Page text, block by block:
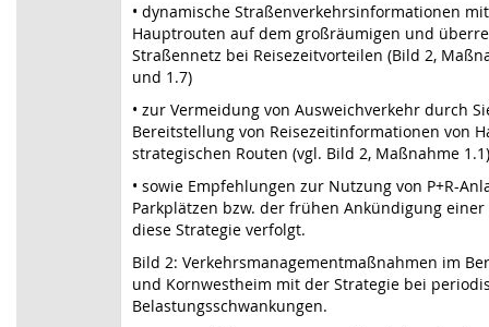
• dynamische Straßenverkehrsinformationen
Hauptrouten auf dem großräumigen und
Straßennetz bei Reisezeitvorteilen (Bild 2,
und 1.7)
• zur Vermeidung von Ausweichverkehr durch
Bereitstellung von Reisezeitinformationen von
strategischen Routen (vgl. Bild 2, Maßnahme 1.1)
• sowie Empfehlungen zur Nutzung von P+R-
Parkplätzen bzw. der frühen Ankündigung
diese Strategie verfolgt.
Bild 2: Verkehrsmanagementmaßnahmen im
und Kornwestheim mit der Strategie bei
Belastungsschwankungen.